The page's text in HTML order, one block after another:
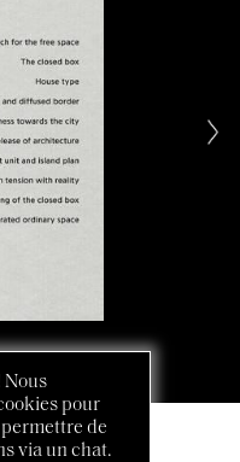
Nous
pour
de
via un chat.